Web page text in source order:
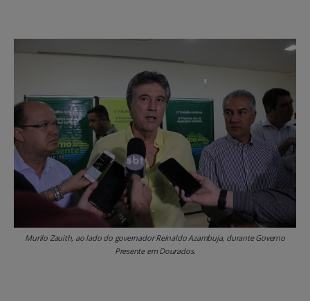
Murilo Zauith, ao lado do governador Reinaldo Azambuja, durante Governo
Presente em Dourados.